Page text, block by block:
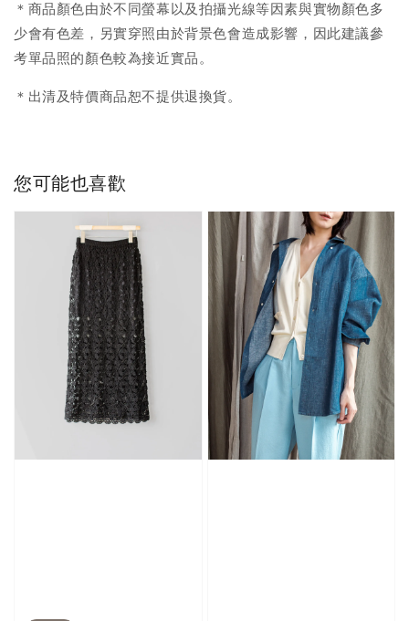
＊商品顏色由於不同螢幕以及拍攝光線等因素與實物顏色多
少會有色差，另實穿照由於背景色會造成影響，因此建議參
考單品照的顏色較為接近實品。
＊出清及特價商品恕不提供退換貨。
您可能也喜歡